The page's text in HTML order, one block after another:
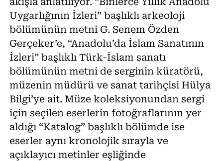
Uygarlığının İzleri” başlıklı arkeoloji
bölümünün metni G. Senem Özden
Gerçeker’e, “Anadolu’da İslam Sanatının
İzleri” başlıklı Türk-İslam sanatı
bölümünün metni de serginin küratörü,
müzenin müdürü ve sanat tarihçisi Hülya
Bilgi’ye ait. Müze koleksiyonundan sergi
için seçilen eserlerin fotoğraflarının yer
aldığı “Katalog” başlıklı bölümde ise
eserler aynı kronolojik sırayla ve
açıklayıcı metinler eşliğinde